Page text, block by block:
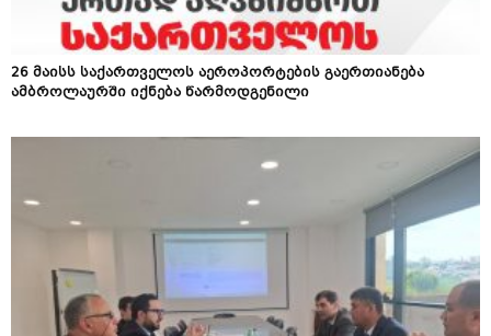
26 მაისს საქართველოს აეროპორტების გაერთიანება
ამბროლაურში იქნება წარმოდგენილი